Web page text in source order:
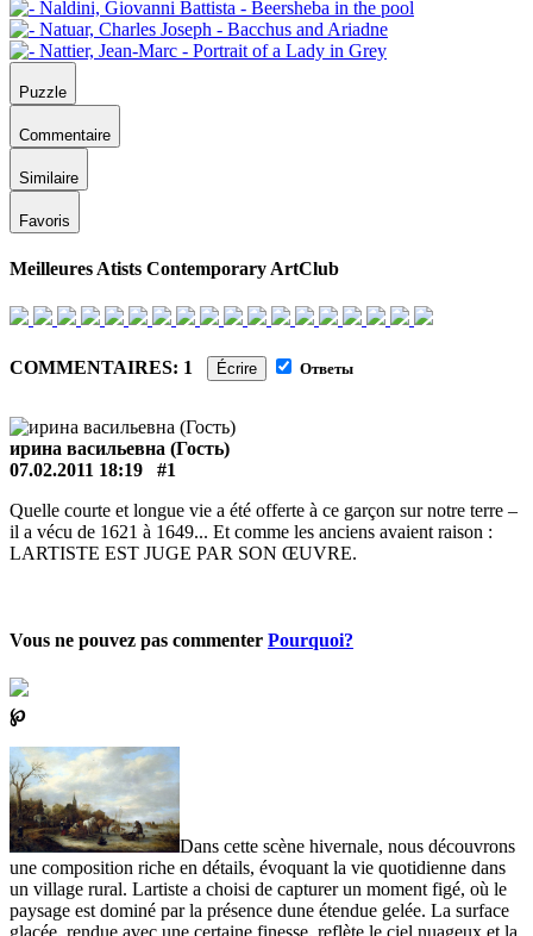
Puzzle
Commentaire
Similaire
Favoris
Meilleures Atists Contemporary ArtClub
COMMENTAIRES: 1 Écrire Ответы
ирина васильевна (Гость)
07.02.2011 18:19
#1
Quelle courte et longue vie a été offerte à ce garçon sur notre terre –
il a vécu de 1621 à 1649... Et comme les anciens avaient raison :
LARTISTE EST JUGE PAR SON ŒUVRE.
Vous ne pouvez pas commenter Pourquoi?
℘
Dans cette scène hivernale, nous découvrons
une composition riche en détails, évoquant la vie quotidienne dans
un village rural. Lartiste a choisi de capturer un moment figé, où le
paysage est dominé par la présence dune étendue gelée. La surface
glacée, rendue avec une certaine finesse, reflète le ciel nuageux et la